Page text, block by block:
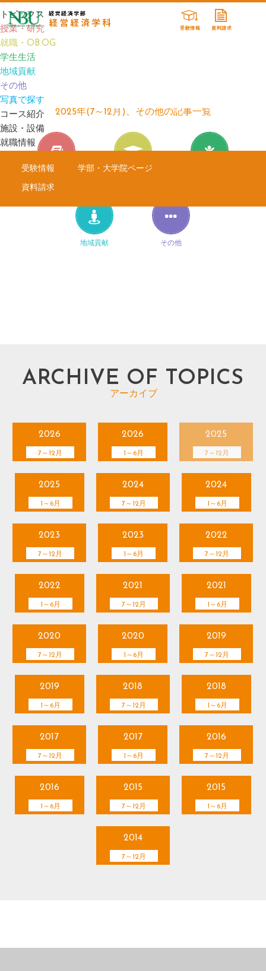
受験情報 資料請求
トピックス
授業・研究
就職・OB.OG
学生生活
地域貢献
その他
写真で探す
コース紹介
施設・設備
就職情報
受験情報 学部・大学院ページ
資料請求
2025年(7～12月)、その他の記事一覧
地域貢献 その他
ARCHIVE OF TOPICS
アーカイブ
2026
7～12月
2026
1～6月
2025
7～12月
2025
1～6月
2024
7～12月
2024
1～6月
2023
7～12月
2023
1～6月
2022
7～12月
2022
1～6月
2021
7～12月
2021
1～6月
2020
7～12月
2020
1～6月
2019
7～12月
2019
1～6月
2018
7～12月
2018
1～6月
2017
7～12月
2017
1～6月
2016
7～12月
2016
1～6月
2015
7～12月
2015
1～6月
2014
7～12月